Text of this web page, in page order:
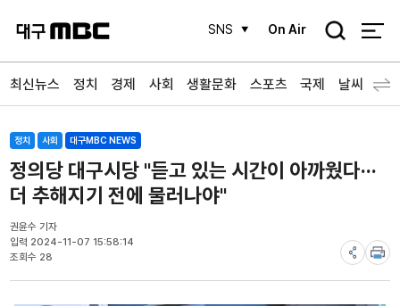
SNS On Air
검
최신뉴스 정치 경제 사회 생활문화 스포츠 국제 날씨
정치 사회 대구MBC NEWS
정의당 대구시당 "듣고 있는 시간이 아까웠다···
더 추해지기 전에 물러나야"
권윤수 기자
입력 2024-11-07 15:58:14
조회수 28